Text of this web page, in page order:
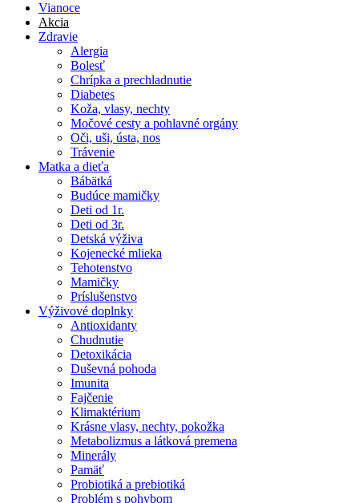
Vianoce
Akcia
Zdravie
Alergia
Bolesť
Chrípka a prechladnutie
Diabetes
Koža, vlasy, nechty
Močové cesty a pohlavné orgány
Oči, uši, ústa, nos
Trávenie
Matka a dieťa
Bábätká
Budúce mamičky
Deti od 1r.
Deti od 3r.
Detská výživa
Kojenecké mlieka
Tehotenstvo
Mamičky
Príslušenstvo
Výživové doplnky
Antioxidanty
Chudnutie
Detoxikácia
Duševná pohoda
Imunita
Fajčenie
Klimaktérium
Krásne vlasy, nechty, pokožka
Metabolizmus a látková premena
Minerály
Pamäť
Probiotiká a prebiotiká
Problém s pohybom